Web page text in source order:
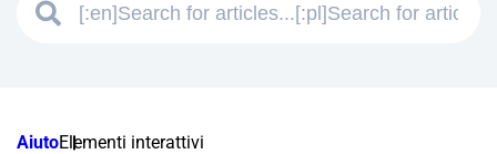
AiutoElementi interattivi